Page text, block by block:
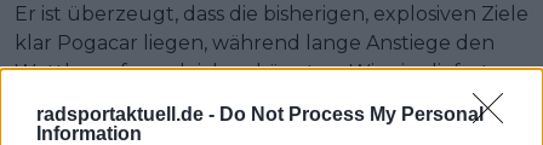
radsportaktuell.de - Do Not Process My Personal
Information
Er ist überzeugt, dass die bisherigen, explosiven Ziele
klar Pogacar liegen, während lange Anstiege den
Wettkampf ausgleichen könnten. Wiggins lieferte
dazu eine technische Erklärung.